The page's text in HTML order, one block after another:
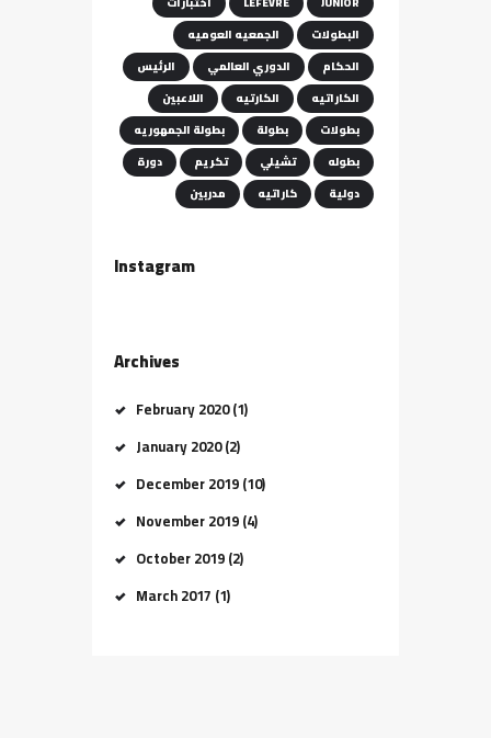
البطولات
الجمعيه العوميه
الحكام
الدوري العالمي
الرئيس
الكاراتيه
الكارتيه
اللاعبين
بطولات
بطولة
بطولة الجمهوريه
بطوله
تشيلي تكريم
دورة
دولية
كاراتيه مدربين
Instagram
Archives
February 2020(1)
January 2020(2)
December 2019(10)
November 2019(4)
October 2019(2)
March 2017 (1)